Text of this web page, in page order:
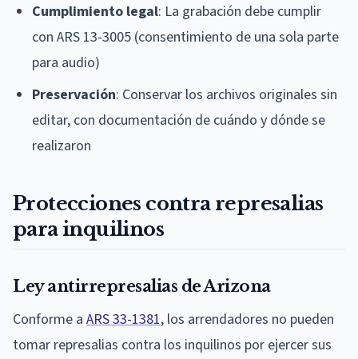
Cumplimiento legal: La grabación debe cumplir
con ARS 13-3005 (consentimiento de una sola parte
para audio)
Preservación: Conservar los archivos originales sin
editar, con documentación de cuándo y dónde se
realizaron
Protecciones contra represalias
para inquilinos
Ley antirrepresalias de Arizona
Conforme a ARS 33-1381, los arrendadores no pueden
tomar represalias contra los inquilinos por ejercer sus